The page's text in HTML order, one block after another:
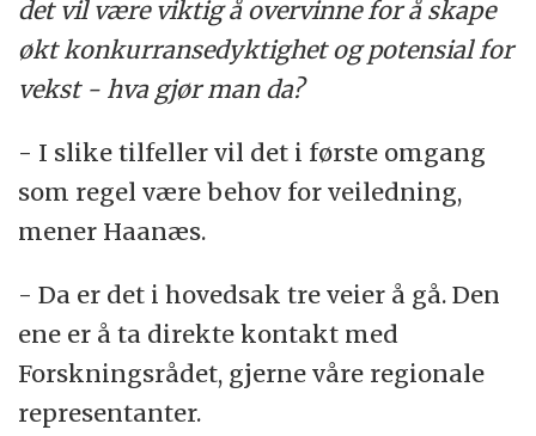
det vil være viktig å overvinne for å skape
økt konkurransedyktighet og potensial for
vekst - hva gjør man da?
- I slike tilfeller vil det i første omgang
som regel være behov for veiledning,
mener Haanæs.
- Da er det i hovedsak tre veier å gå. Den
ene er å ta direkte kontakt med
Forskningsrådet, gjerne våre regionale
representanter.